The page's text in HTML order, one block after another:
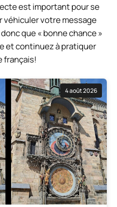
est important pour se
véhiculer votre message
que « bonne chance »
et continuez à pratiquer
français!
4 août 2026